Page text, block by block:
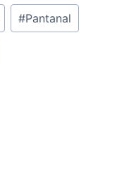
#Pantanal